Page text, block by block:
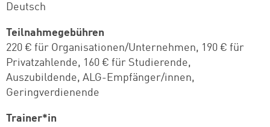
Deutsch
Teilnahmegebühren
220 € für Organisationen/Unternehmen, 190 € für
Privatzahlende, 160 € für Studierende,
Auszubildende, ALG-Empfänger/innen,
Geringverdienende
Trainer*in